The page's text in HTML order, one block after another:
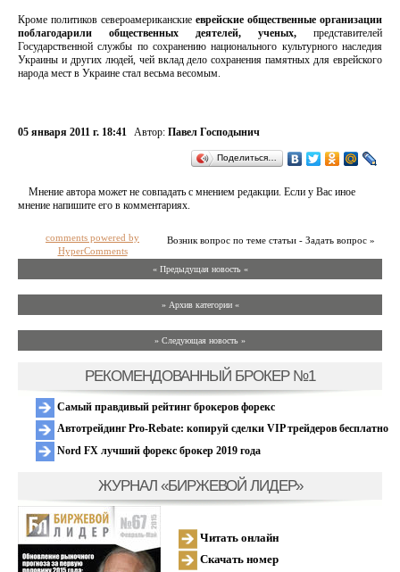
Кроме политиков североамериканские еврейские общественные организации
поблагодарили общественных деятелей, ученых, представителей
Государственной службы по сохранению национального культурного наследия
Украины и других людей, чей вклад дело сохранения памятных для еврейского
народа мест в Украине стал весьма весомым.
05 января 2011 г. 18:41 Автор: Павел Господынич
Поделиться…
Мнение автора может не совпадать с мнением редакции. Если у Вас иное
мнение напишите его в комментариях.
Возник вопрос по теме статьи - Задать вопрос »
comments powered by
HyperComments
« Предыдущая новость «
» Архив категории «
» Следующая новость »
РЕКОМЕНДОВАННЫЙ БРОКЕР №1
Самый правдивый рейтинг брокеров форекс
Автотрейдинг Pro-Rebate: копируй сделки VIP трейдеров бесплатно
Nord FX лучший форекс брокер 2019 года
ЖУРНАЛ «БИРЖЕВОЙ ЛИДЕР»
Читать онлайн
Скачать номер